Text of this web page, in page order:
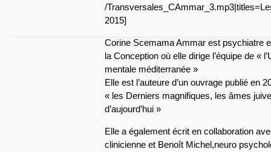
/
2015]
Corine Scemama Ammar est psychiatre
la Conception où elle dirige l’équipe de «
mentale méditerranée »
Elle est l’auteure d’un ouvrage publié en
« les Derniers magnifiques, les âmes
d’aujourd’hui »
Elle a également écrit en collaboration
clinicienne et Benoît Michel,neuro